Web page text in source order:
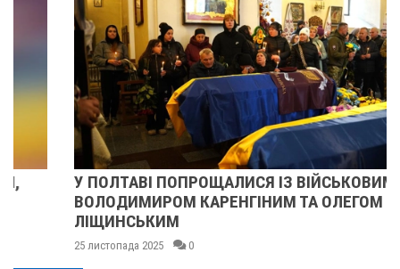
У ПОЛТАВІ ПОПРОЩАЛИСЯ ІЗ ВІЙСЬКОВИМИ
ВОЛОДИМИРОМ КАРЕНГІНИМ ТА ОЛЕГОМ
ЛІЩИНСЬКИМ
25 листопада 2025 0